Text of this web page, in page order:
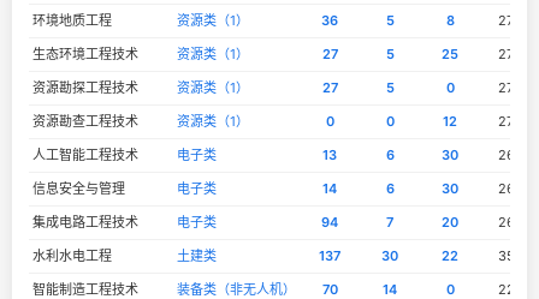
环境地质工程
资源类（1） 36 5 8
276
生态环境工程技术
资源类（1） 27 5 25
276
资源勘探工程技术
资源类（1） 27 5 0
276
资源勘查工程技术
资源类（1） 0 0 12
276
人工智能工程技术
电子类 13 6 30
266
信息安全与管理
电子类 14 6 30
266
集成电路工程技术
电子类 94 7 20
266
水利水电工程
土建类 137 30 22
352
智能制造工程技术
装备类（非无人机） 70 14 0
229